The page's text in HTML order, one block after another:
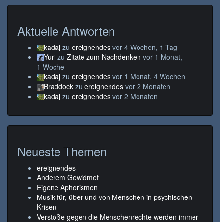
Aktuelle Antworten
kadaj zu ereignendes vor 4 Wochen, 1 Tag
Yuri zu Zitate zum Nachdenken vor 1 Monat,
1 Woche
kadaj zu ereignendes vor 1 Monat, 4 Wochen
Braddock zu ereignendes vor 2 Monaten
kadaj zu ereignendes vor 2 Monaten
Neueste Themen
ereignendes
Anderem Gewidmet
Eigene Aphorismen
Musik für, über und von Menschen in psychischen
Krisen
Verstöße gegen die Menschenrechte werden immer